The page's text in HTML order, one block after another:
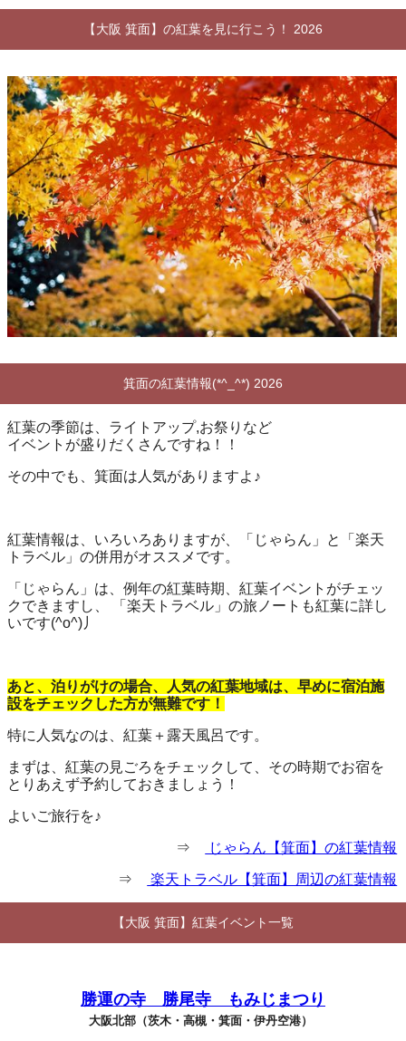
【大阪 箕面】の紅葉を見に行こう！ 2026
箕面の紅葉情報(*^_^*) 2026
紅葉の季節は、ライトアップ,お祭りなど
イベントが盛りだくさんですね！！
その中でも、箕面は人気がありますよ♪
紅葉情報は、いろいろありますが、「じゃらん」と「楽天
トラベル」の併用がオススメです。
「じゃらん」は、例年の紅葉時期、紅葉イベントがチェッ
クできますし、 「楽天トラベル」の旅ノートも紅葉に詳し
いです(^o^)丿
あと、泊りがけの場合、人気の紅葉地域は、早めに宿泊施
設をチェックした方が無難です！
特に人気なのは、紅葉＋露天風呂です。
まずは、紅葉の見ごろをチェックして、その時期でお宿を
とりあえず予約しておきましょう！
よいご旅行を♪
⇒ じゃらん【箕面】の紅葉情報
⇒ 楽天トラベル【箕面】周辺の紅葉情報
【大阪 箕面】紅葉イベント一覧
勝運の寺 勝尾寺 もみじまつり
大阪北部（茨木・高槻・箕面・伊丹空港）